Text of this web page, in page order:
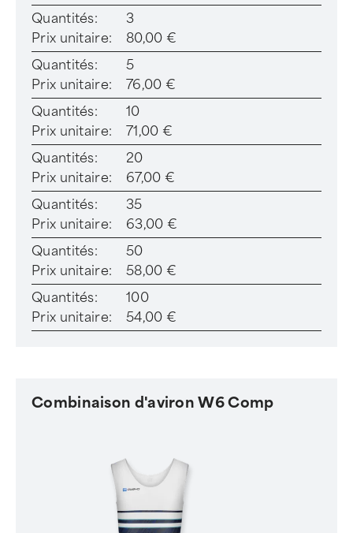
Quantités:
3
Prix unitaire:
80,00 €
Quantités:
5
Prix unitaire:
76,00 €
Quantités:
10
Prix unitaire:
71,00 €
Quantités:
20
Prix unitaire:
67,00 €
Quantités:
35
Prix unitaire:
63,00 €
Quantités:
50
Prix unitaire:
58,00 €
Quantités:
100
Prix unitaire:
54,00 €
Combinaison d'aviron W6 Comp